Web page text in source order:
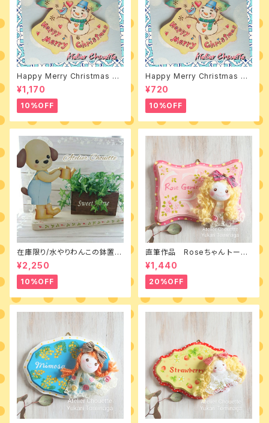
Happy Merry Christmas 素
材付きキット
¥1,170
10%OFF
Happy Merry Christmas デ
ザインパケット
¥720
10%OFF
在庫限り/水やりわんこの鉢置き
台 素材付きキット
¥2,250
10%OFF
直筆作品 Roseちゃん トール
ペイントとカントリードールのミ
ニボード
¥1,440
20%OFF